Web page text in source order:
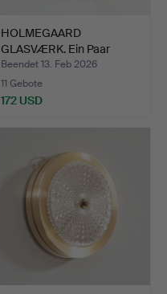
HOLMEGAARD
GLASVÆRK. Ein Paar
Wandlampen m…
Beendet 13. Feb 2026
11 Gebote
172 USD